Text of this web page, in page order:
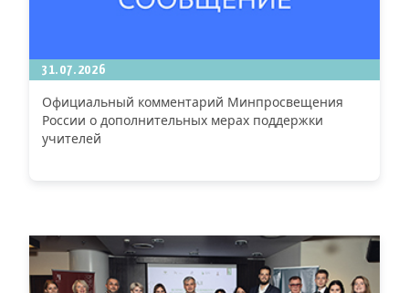
31.07.2026
Официальный комментарий Минпросвещения
России о дополнительных мерах поддержки
учителей